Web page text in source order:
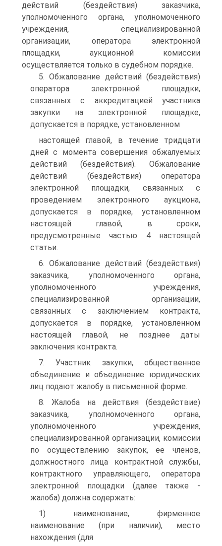
действий (бездействия) заказчика,
уполномоченного органа, уполномоченного
учреждения, специализированной
организации, оператора электронной
площадки, аукционной комиссии
осуществляется только в судебном порядке.
5. Обжалование действий (бездействия)
оператора электронной площадки,
связанных с аккредитацией участника
закупки на электронной площадке,
допускается в порядке, установленном
настоящей главой, в течение тридцати
дней с момента совершения обжалуемых
действий (бездействия). Обжалование
действий (бездействия) оператора
электронной площадки, связанных с
проведением электронного аукциона,
допускается в порядке, установленном
настоящей главой, в сроки,
предусмотренные частью 4 настоящей
статьи.
6. Обжалование действий (бездействия)
заказчика, уполномоченного органа,
уполномоченного учреждения,
специализированной организации,
связанных с заключением контракта,
допускается в порядке, установленном
настоящей главой, не позднее даты
заключения контракта.
7. Участник закупки, общественное
объединение и объединение юридических
лиц подают жалобу в письменной форме.
8. Жалоба на действия (бездействие)
заказчика, уполномоченного органа,
уполномоченного учреждения,
специализированной организации, комиссии
по осуществлению закупок, ее членов,
должностного лица контрактной службы,
контрактного управляющего, оператора
электронной площадки (далее также -
жалоба) должна содержать:
1) наименование, фирменное
наименование (при наличии), место
нахождения (для